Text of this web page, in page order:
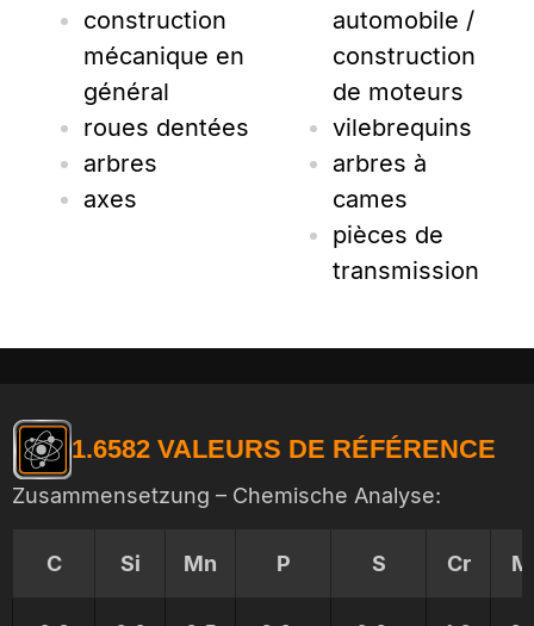
construction
mécanique en
général
roues dentées
arbres
axes
automobile /
construction
de moteurs
vilebrequins
arbres à
cames
pièces de
transmission
1.6582 VALEURS DE RÉFÉRENCE
Zusammensetzung – Chemische Analyse:
C Si Mn P S Cr